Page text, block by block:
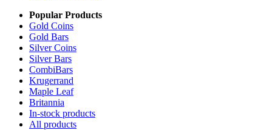
Popular Products
Gold Coins
Gold Bars
Silver Coins
Silver Bars
CombiBars
Krugerrand
Maple Leaf
Britannia
In-stock products
All products